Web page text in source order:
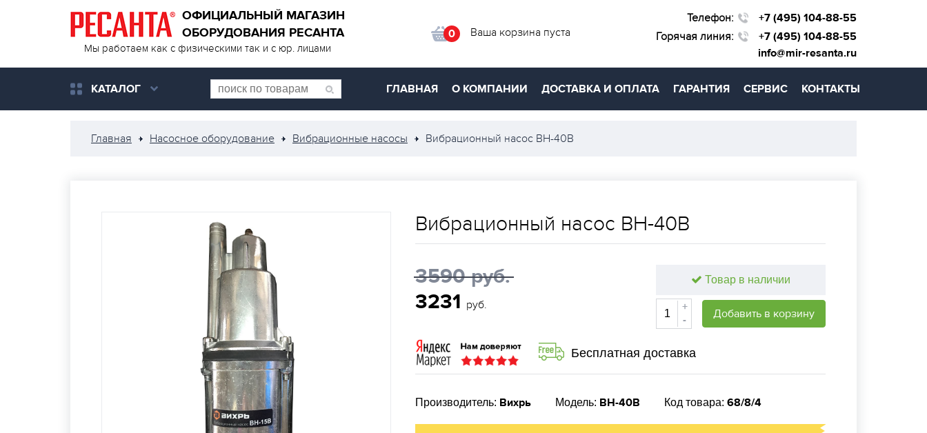
ОФИЦИАЛЬНЫЙ МАГАЗИН
ОБОРУДОВАНИЯ РЕСАНТА
Мы работаем как с физическими так и с юр. лицами
0 Ваша корзина пуста
Телефон:
+7 (495) 104-88-55
Горячая линия:
+7 (495) 104-88-55
info@mir-resanta.ru
КАТАЛОГ ГЛАВНАЯ О КОМПАНИИ ДОСТАВКА И ОПЛАТА ГАРАНТИЯ СЕРВИС КОНТАКТЫ
Главная Насосное оборудование Вибрационные насосы Вибрационный насос ВН-40В
Вибрационный насос ВН-40В
3590 руб.
3231 руб.
Товар в наличии
+
-
Добавить в корзину
Бесплатная доставка
Производитель: Вихрь Модель: ВН-40В Код товара: 68/8/4